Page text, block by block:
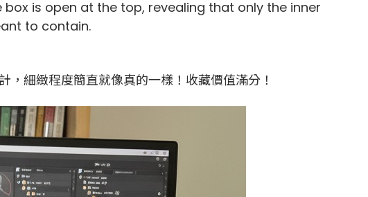
is open at the top, revealing that only the inner
to contain.
細緻程度簡直就像真的一樣！收藏價值滿分！